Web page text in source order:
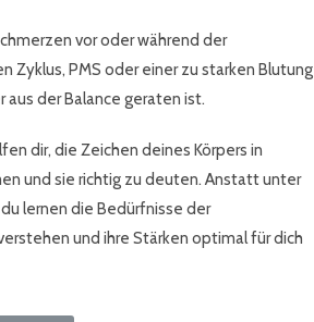
vor oder während der
Zyklus, PMS oder einer zu starken Blutung
aus der Balance geraten ist.
dir, die Zeichen deines Körpers in
und sie richtig zu deuten. Anstatt unter
lernen die Bedürfnisse der
und ihre Stärken optimal für dich